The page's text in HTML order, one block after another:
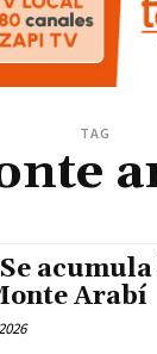
TAG
Arabí